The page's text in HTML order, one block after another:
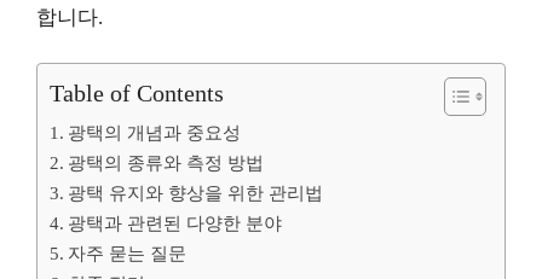
합니다.
Table of Contents
광택의 개념과 중요성
광택의 종류와 측정 방법
광택 유지와 향상을 위한 관리법
광택과 관련된 다양한 분야
자주 묻는 질문